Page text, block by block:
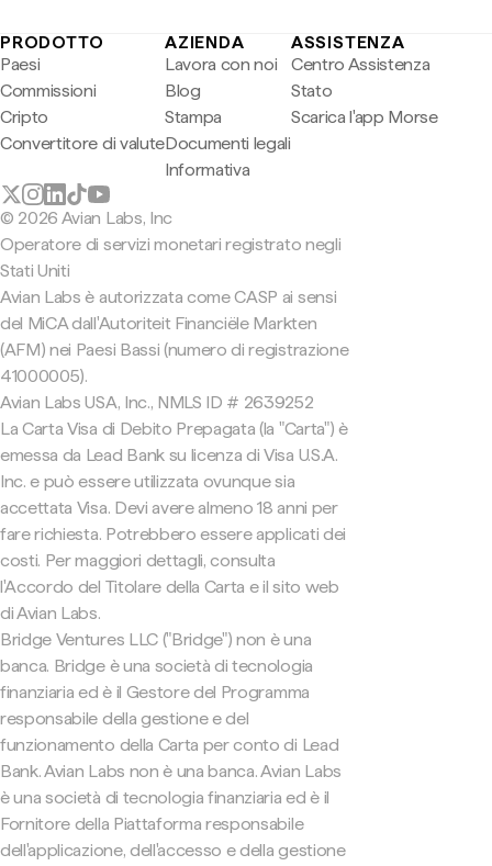
PRODOTTO
Paesi
Commissioni
Cripto
Convertitore di valute
AZIENDA
Lavora con noi
Blog
Stampa
Documenti legali
Informativa
ASSISTENZA
Centro Assistenza
Stato
Scarica l'app Morse
© 2026 Avian Labs, Inc
Operatore di servizi monetari registrato negli
Stati Uniti
Avian Labs è autorizzata come CASP ai sensi
del MiCA dall'Autoriteit Financiële Markten
(AFM) nei Paesi Bassi (numero di registrazione
41000005).
Avian Labs USA, Inc., NMLS ID # 2639252
La Carta Visa di Debito Prepagata (la "Carta") è
emessa da Lead Bank su licenza di Visa U.S.A.
Inc. e può essere utilizzata ovunque sia
accettata Visa. Devi avere almeno 18 anni per
fare richiesta. Potrebbero essere applicati dei
costi. Per maggiori dettagli, consulta
l'Accordo del Titolare della Carta e il sito web
di Avian Labs.
Bridge Ventures LLC ("Bridge") non è una
banca. Bridge è una società di tecnologia
finanziaria ed è il Gestore del Programma
responsabile della gestione e del
funzionamento della Carta per conto di Lead
Bank. Avian Labs non è una banca. Avian Labs
è una società di tecnologia finanziaria ed è il
Fornitore della Piattaforma responsabile
dell'applicazione, dell'accesso e della gestione